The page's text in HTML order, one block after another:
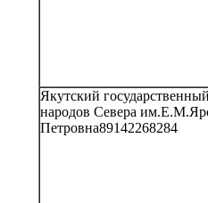
Якутский
народов Севера
Петровна89142268284